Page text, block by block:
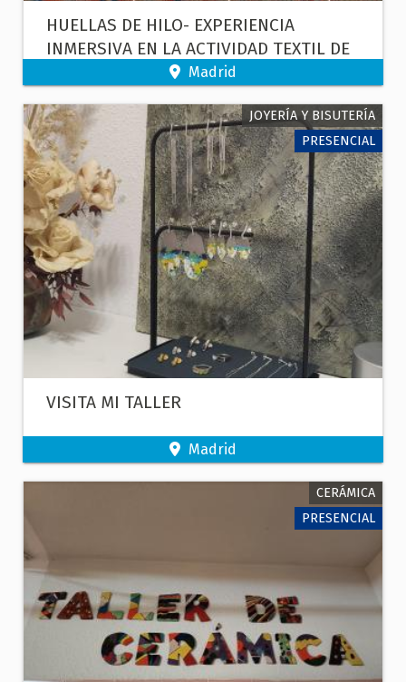
HUELLAS DE HILO- EXPERIENCIA
INMERSIVA EN LA ACTIVIDAD TEXTIL DE
LA GALICIA RURAL Madrid
JOYERÍA Y BISUTERÍA
PRESENCIAL
VISITA MI TALLER
Madrid
CERÁMICA
PRESENCIAL